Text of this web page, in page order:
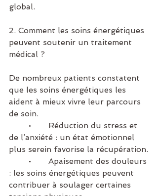
global.
2. Comment les soins énergétiques
peuvent soutenir un traitement
médical ?
De nombreux patients constatent
que les soins énergétiques les
aident à mieux vivre leur parcours
de soin.
de l’anxiété : un état émotionnel
plus serein favorise la récupération.
: les soins énergétiques peuvent
contribuer à soulager certaines